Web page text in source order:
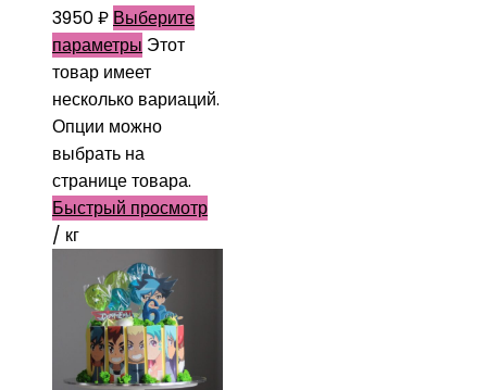
3950₽ Выберите
параметры Этот
товар имеет
несколько вариаций.
Опции можно
выбрать на
странице товара.
Быстрый просмотр
/ кг